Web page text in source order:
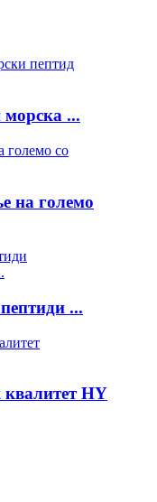
морска ...
на големо
...
квалитет HY